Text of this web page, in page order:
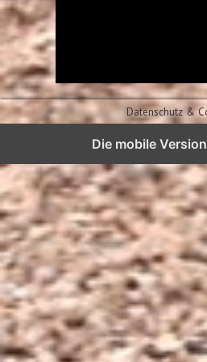
Datenschutz &
Die mobile